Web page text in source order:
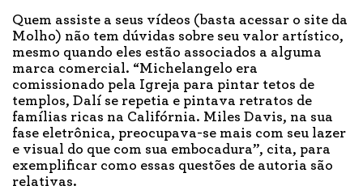
Quem assiste a seus vídeos (basta acessar o site da
Molho) não tem dúvidas sobre seu valor artístico,
mesmo quando eles estão associados a alguma
marca comercial. “Michelangelo era
comissionado pela Igreja para pintar tetos de
templos, Dalí se repetia e pintava retratos de
famílias ricas na Califórnia. Miles Davis, na sua
fase eletrônica, preocupava-se mais com seu lazer
e visual do que com sua embocadura”, cita, para
exemplificar como essas questões de autoria são
relativas.